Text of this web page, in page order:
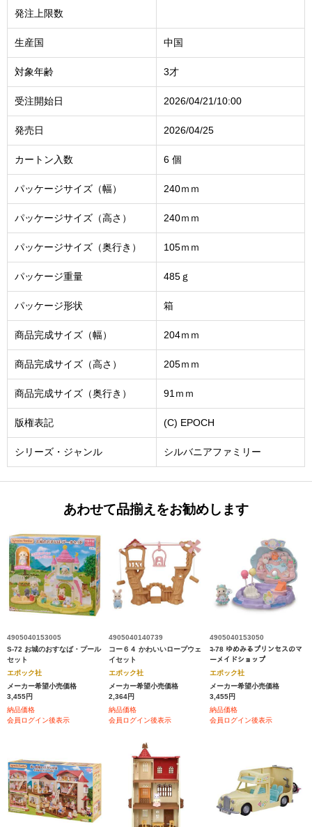
発注上限数
生産国 中国
対象年齢 3才
受注開始日 2026/04/21/10:00
発売日 2026/04/25
カートン入数 6 個
パッケージサイズ（幅） 240ｍｍ
パッケージサイズ（高さ） 240ｍｍ
パッケージサイズ（奥行き） 105ｍｍ
パッケージ重量 485ｇ
パッケージ形状 箱
商品完成サイズ（幅） 204ｍｍ
商品完成サイズ（高さ） 205ｍｍ
商品完成サイズ（奥行き） 91ｍｍ
版権表記 (C) EPOCH
シリーズ・ジャンル シルバニアファミリー
あわせて品揃えをお勧めします
4905040153005
S-72 お城のおすなば・プール
セット
エポック社
メーカー希望小売価格
3,455円
納品価格
会員ログイン後表示
4905040140739
コー６４ かわいいロープウェ
イセット
エポック社
メーカー希望小売価格
2,364円
納品価格
会員ログイン後表示
4905040153050
ｺ-78 ゆめみるプリンセスのマ
ーメイドショップ
エポック社
メーカー希望小売価格
3,455円
納品価格
会員ログイン後表示